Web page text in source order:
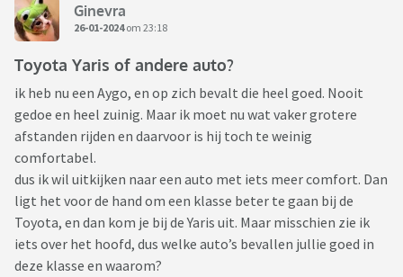
Ginevra
26-01-2024om 23:18
Toyota Yaris of andere auto?
ik heb nu een Aygo, en op zich bevalt die heel goed. Nooit
gedoe en heel zuinig. Maar ik moet nu wat vaker grotere
afstanden rijden en daarvoor is hij toch te weinig
comfortabel.
dus ik wil uitkijken naar een auto met iets meer comfort. Dan
ligt het voor de hand om een klasse beter te gaan bij de
Toyota, en dan kom je bij de Yaris uit. Maar misschien zie ik
iets over het hoofd, dus welke auto’s bevallen jullie goed in
deze klasse en waarom?